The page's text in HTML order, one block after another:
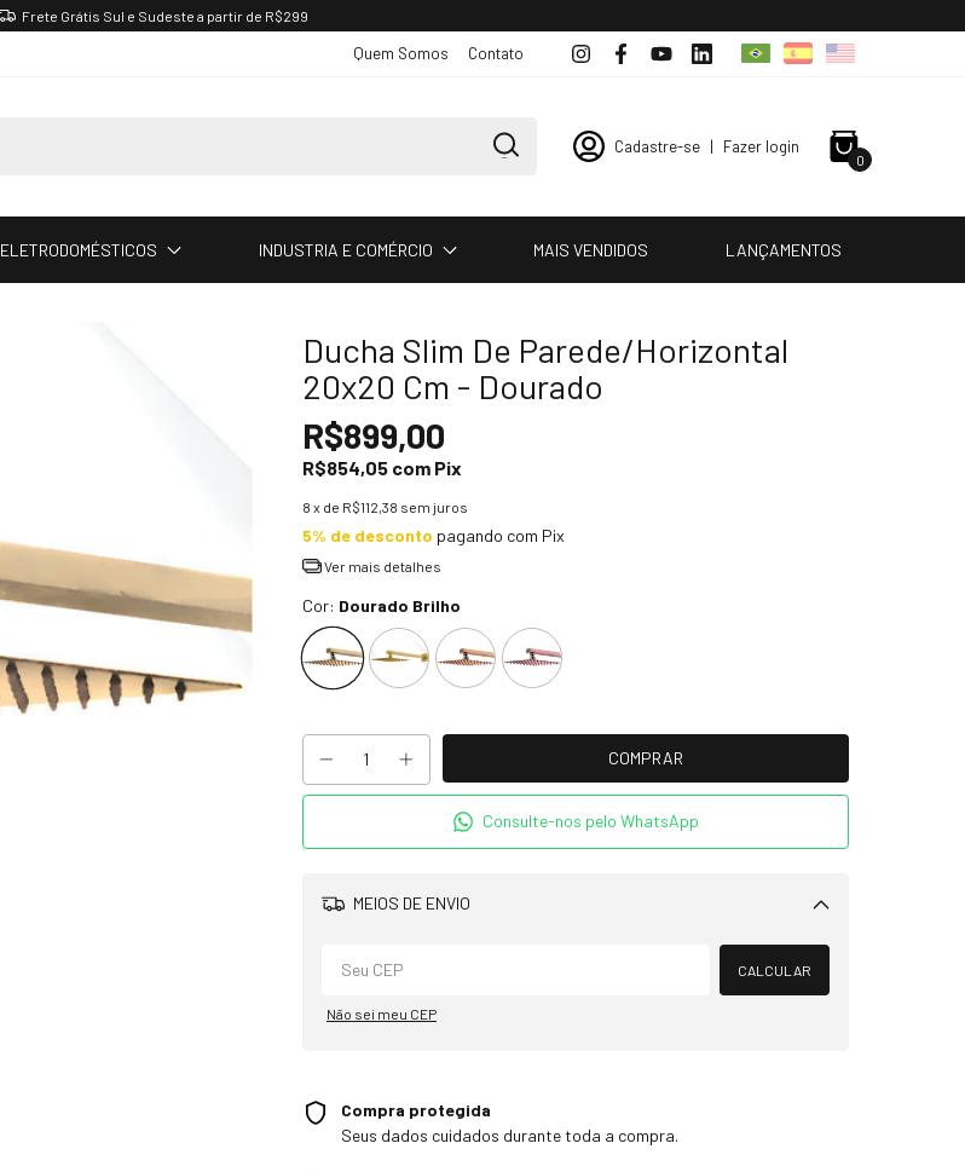
Frete Grátis Sul e Sudeste a partir de R$299
Quem Somos Contato
Cadastre-se | Fazer login
0
ELETRODOMÉSTICOS INDUSTRIA E COMÉRCIO MAIS VENDIDOS LANÇAMENTOS
Ducha Slim De Parede/Horizontal
20x20 Cm - Dourado
R$899,00
R$854,05 com Pix
8 x de R$112,38 sem juros
5% de desconto pagando com Pix
Ver mais detalhes
Cor: Dourado Brilho
Consulte-nos pelo WhatsApp
MEIOS DE ENVIO
Alterar CEP
CALCULAR
Não sei meu CEP
Compra protegida
Seus dados cuidados durante toda a compra.